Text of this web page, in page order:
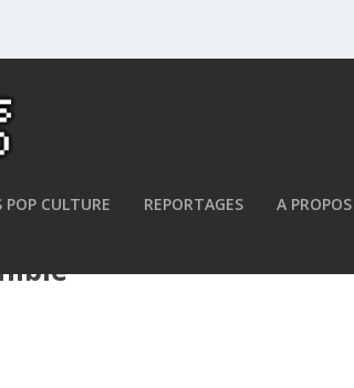
POP CULTURE REPORTAGES A PROPOS